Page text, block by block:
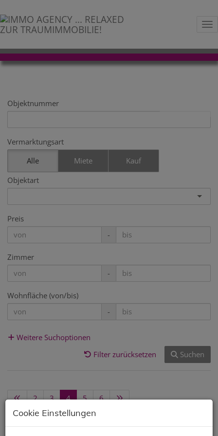
Objektnummer
Vermarktungsart
Alle
Miete
Kauf
Objektart
Preis
-
Zimmer
-
Wohnfläche (von/bis)
-
Weitere Suchoptionen
Filter zurücksetzen
Suchen
2 3 4 5 6
Cookie Einstellungen